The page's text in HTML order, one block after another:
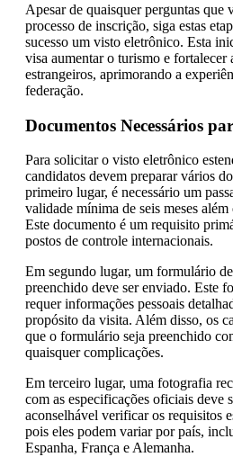
Apesar de quaisquer perguntas que
processo de inscrição, siga estas
sucesso um visto eletrônico. Esta
visa aumentar o turismo e fortalecer
estrangeiros, aprimorando a
federação.
Documentos Necessários
Para solicitar o visto eletrônico
candidatos devem preparar vários
primeiro lugar, é necessário um
validade mínima de seis meses além
Este documento é um requisito
postos de controle internacionais.
Em segundo lugar, um formulário
preenchido deve ser enviado. Este
requer informações pessoais
propósito da visita. Além disso, os
que o formulário seja preenchido
quaisquer complicações.
Em terceiro lugar, uma fotografia
com as especificações oficiais deve
aconselhável verificar os requisitos
pois eles podem variar por país,
Espanha, França e Alemanha.